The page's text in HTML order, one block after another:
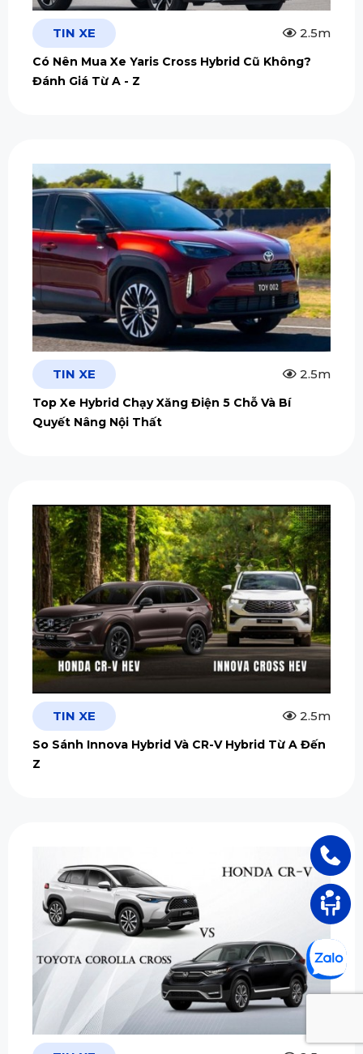
TIN XE 2.5m
Có Nên Mua Xe Yaris Cross Hybrid Cũ Không?
Đánh Giá Từ A - Z
TIN XE 2.5m
Top Xe Hybrid Chạy Xăng Điện 5 Chỗ Và Bí
Quyết Nâng Nội Thất
TIN XE 2.5m
So Sánh Innova Hybrid Và CR-V Hybrid Từ A Đến
Z